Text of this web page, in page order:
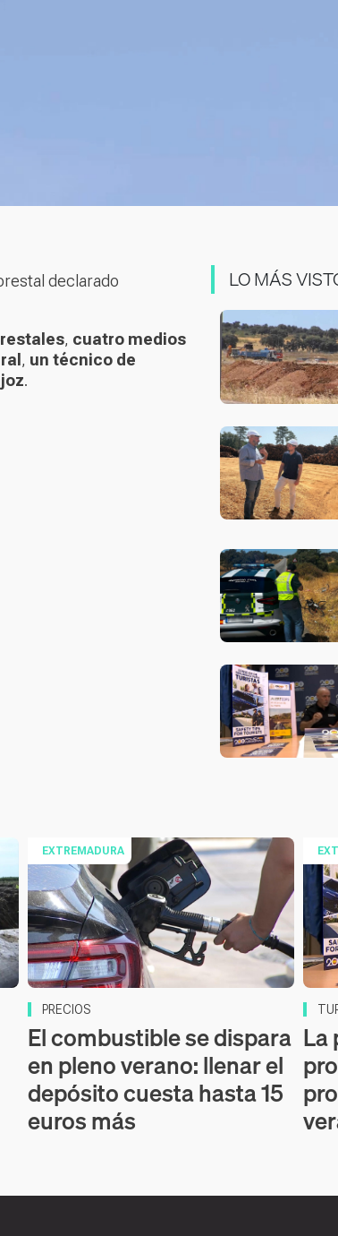
declarado
, cuatro medios
, un técnico de
.
LO MÁS
EXTREMADURA
PRECIOS
El combustible se dispara
en pleno verano: llenar el
depósito cuesta hasta 15
euros más
La